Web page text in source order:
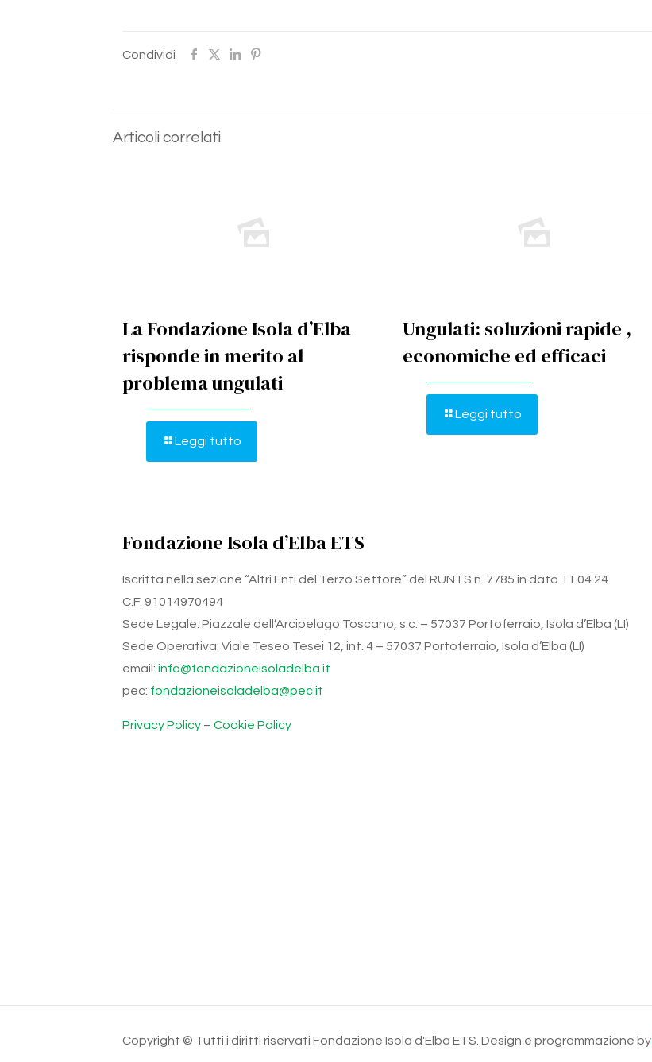
Condividi
Articoli correlati
La Fondazione Isola d’Elba
risponde in merito al
problema ungulati
Leggi tutto
Ungulati: soluzioni rapide ,
economiche ed efficaci
Leggi tutto
Fondazione Isola d’Elba ETS
Iscritta nella sezione “Altri Enti del Terzo Settore” del RUNTS n. 7785 in data 11.04.24
C.F. 91014970494
Sede Legale: Piazzale dell’Arcipelago Toscano, s.c. – 57037 Portoferraio, Isola d’Elba (LI)
Sede Operativa: Viale Teseo Tesei 12, int. 4 – 57037 Portoferraio, Isola d’Elba (LI)
email: info@fondazioneisoladelba.it
pec: fondazioneisoladelba@pec.it
Privacy Policy – Cookie Policy
Copyright © Tutti i diritti riservati Fondazione Isola d'Elba ETS. Design e programmazione by